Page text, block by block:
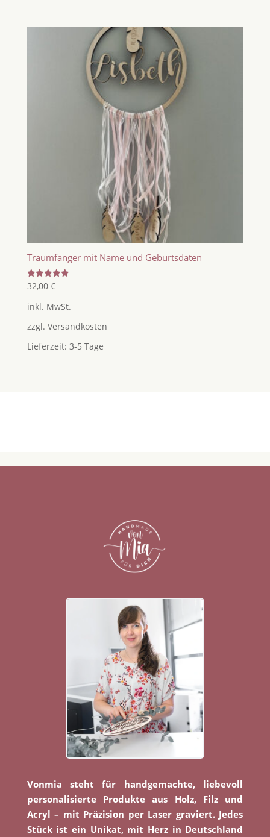
Traumfänger mit Name und Geburtsdaten
Bewertet
mit
von 5
32,00 €
inkl. MwSt.
zzgl. Versandkosten
Lieferzeit: 3-5 Tage
Vonmia steht für handgemachte, liebevoll
personalisierte Produkte aus Holz, Filz und
Acryl – mit Präzision per Laser graviert. Jedes
Stück ist ein Unikat, mit Herz in Deutschland